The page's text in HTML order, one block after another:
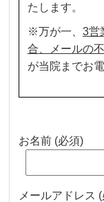
たします。
※万が一、 3営
合、メールの
が当院までお
お名前 (必須)
メールアドレス